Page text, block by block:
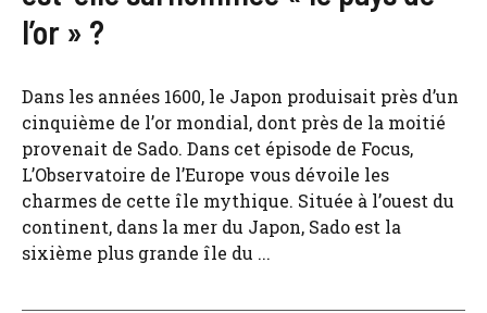
l’or » ?
Dans les années 1600, le Japon produisait près d’un
cinquième de l’or mondial, dont près de la moitié
provenait de Sado. Dans cet épisode de Focus,
L’Observatoire de l’Europe vous dévoile les
charmes de cette île mythique. Située à l’ouest du
continent, dans la mer du Japon, Sado est la
sixième plus grande île du ...